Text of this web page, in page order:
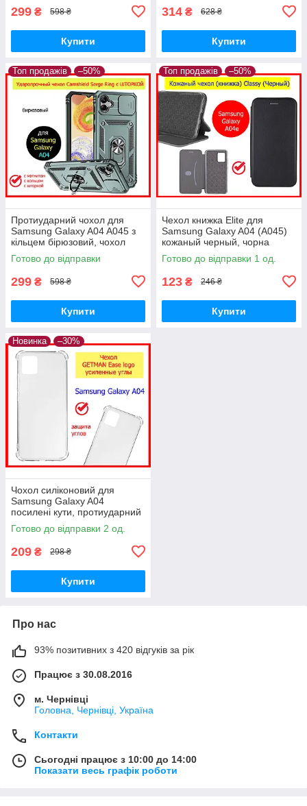
299 ₴ 598 ₴
Купити
314 ₴ 628 ₴
Купити
Топ продажів –50%
Протиударний чохол для
Samsung Galaxy A04 A045 з
кільцем бірюзовий, чохол
ударостійкий Самсунг А04 зі
шторкою
Готово до відправки
299 ₴ 598 ₴
Купити
Топ продажів –50%
Чехол книжка Elite для
Samsung Galaxy A04 (A045)
кожаный черный, чорна
чохол книжка підставка
Samsung A04
Готово до відправки 1 од.
123 ₴ 246 ₴
Купити
Новинка –30%
Чохол силіконовий для
Samsung Galaxy A04
посилені кути, протиударний
чохол самсунг а04
ударостійкий чохол
Готово до відправки 2 од.
209 ₴ 298 ₴
Купити
Про нас
93% позитивних з 420 відгуків за рік
Працює з 30.08.2016
м. Чернівці
Головна, Чернівці, Україна
Контакти
Сьогодні працює з 10:00 до 14:00
Показати весь графік роботи